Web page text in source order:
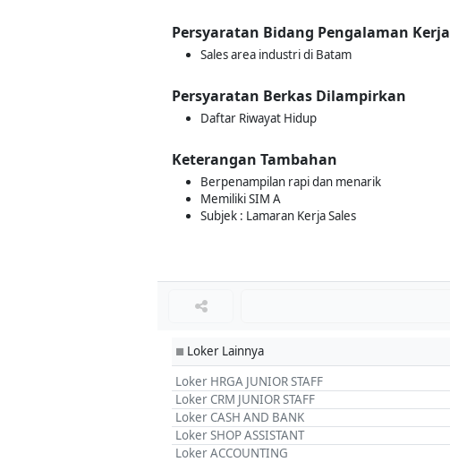
Persyaratan Bidang Pengalaman Kerja
Sales area industri di Batam
Persyaratan Berkas Dilampirkan
Daftar Riwayat Hidup
Keterangan Tambahan
Berpenampilan rapi dan menarik
Memiliki SIM A
Subjek : Lamaran Kerja Sales
■ Loker Lainnya
Loker HRGA JUNIOR STAFF
Loker CRM JUNIOR STAFF
Loker CASH AND BANK
Loker SHOP ASSISTANT
Loker ACCOUNTING